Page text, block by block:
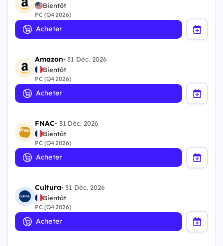
Bientôt
PC (Q4 2026)
Acheter
Amazon•31 Déc. 2026
Bientôt
PC (Q4 2026)
Acheter
FNAC• 31 Déc. 2026
Bientôt
PC (Q4 2026)
Acheter
Cultura•31 Déc. 2026
Bientôt
PC (Q4 2026)
Acheter